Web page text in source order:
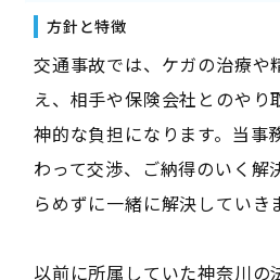
方針と特徴
交通事故では、ケガの治療や
え、相手や保険会社とのやり
神的な負担になります。当事
わって交渉、ご納得のいく解
らめずに一緒に解決していき
以前に所属していた神奈川の